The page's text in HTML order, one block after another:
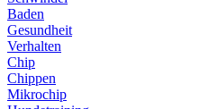
Baden
Gesundheit
Verhalten
Chip
Chippen
Mikrochip